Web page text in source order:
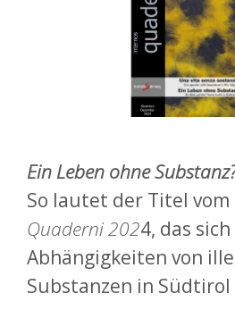
Ein Leben ohne
So lautet der Titel vom
Quaderni 2024, das
Abhängigkeiten von
Substanzen in Südtirol